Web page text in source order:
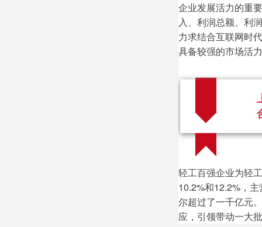
企业发展活力的重
入、利润总额、利
力求结合互联网时
具备较强的市场活
轻工百强企业为轻
10.2%和12.2%，
尔超过了一千亿元
应，引领带动一大